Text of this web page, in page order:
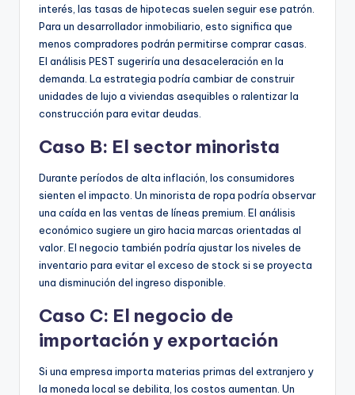
interés, las tasas de hipotecas suelen seguir ese patrón.
Para un desarrollador inmobiliario, esto significa que
menos compradores podrán permitirse comprar casas.
El análisis PEST sugeriría una desaceleración en la
demanda. La estrategia podría cambiar de construir
unidades de lujo a viviendas asequibles o ralentizar la
construcción para evitar deudas.
Caso B: El sector minorista
Durante períodos de alta inflación, los consumidores
sienten el impacto. Un minorista de ropa podría observar
una caída en las ventas de líneas premium. El análisis
económico sugiere un giro hacia marcas orientadas al
valor. El negocio también podría ajustar los niveles de
inventario para evitar el exceso de stock si se proyecta
una disminución del ingreso disponible.
Caso C: El negocio de
importación y exportación
Si una empresa importa materias primas del extranjero y
la moneda local se debilita, los costos aumentan. Un